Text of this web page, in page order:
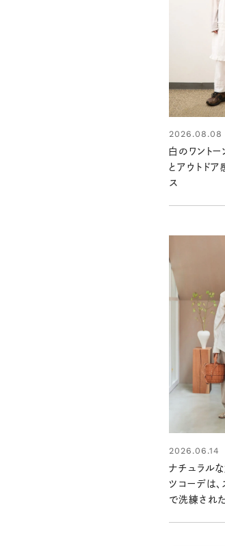
2026.08.08
白のワント
とアウトドア
ス
2026.06.14
ナチュラル
ツコーデは
で洗練され